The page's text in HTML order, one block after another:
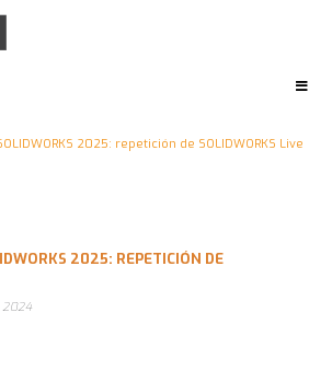
2025: repetición de SOLIDWORKS Live
2025: REPETICIÓN DE
2024